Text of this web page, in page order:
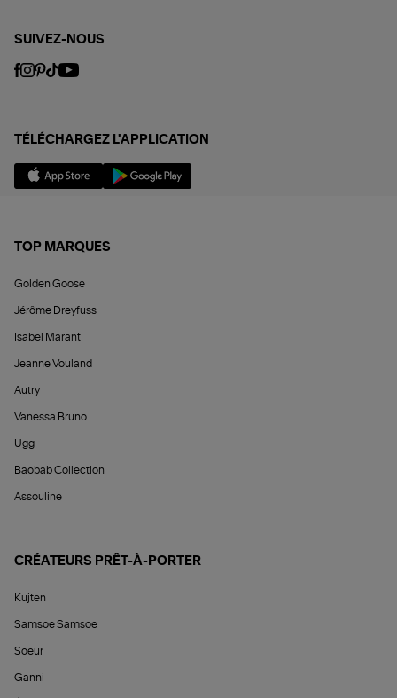
SUIVEZ-NOUS
TÉLÉCHARGEZ L'APPLICATION
TOP MARQUES
Golden Goose
Jérôme Dreyfuss
Isabel Marant
Jeanne Vouland
Autry
Vanessa Bruno
Ugg
Baobab Collection
Assouline
CRÉATEURS PRÊT-À-PORTER
Kujten
Samsoe Samsoe
Soeur
Ganni